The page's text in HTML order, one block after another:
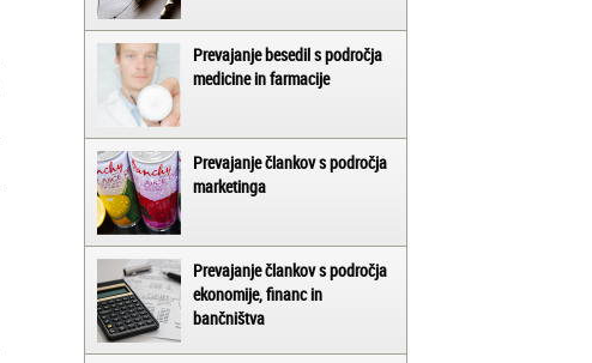
Prevajanje besedil s področja
medicine in farmacije
Prevajanje člankov s področja
marketinga
Prevajanje člankov s področja
ekonomije, financ in
bančništva